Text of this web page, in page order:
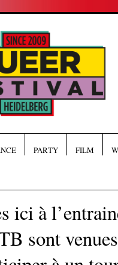
PARTY FILM
ici à
sont